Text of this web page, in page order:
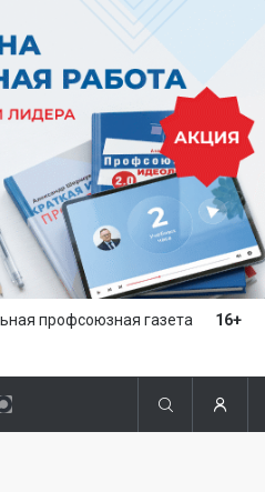
профсоюзная газета 16+